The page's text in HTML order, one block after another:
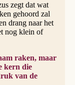
zegt dat wat
gehoord zal
drang naar het
nog klein of
raken, maar
kern die
van de